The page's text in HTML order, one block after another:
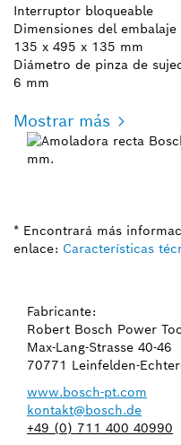
Interruptor bloqueable
Dimensiones del
135 x 495 x 135 mm
Diámetro de pinza de
6 mm
Mostrar más
* Encontrará más
enlace: Características
Fabricante:
Robert Bosch Power
Max-Lang-Strasse 40-46
70771 Leinfelden-
www.bosch-pt.com
kontakt@bosch.de
+49 (0) 711 400 40990